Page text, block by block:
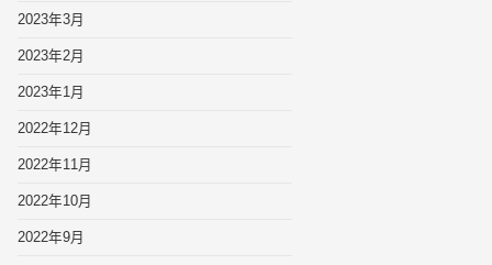
2023年3月
2023年2月
2023年1月
2022年12月
2022年11月
2022年10月
2022年9月